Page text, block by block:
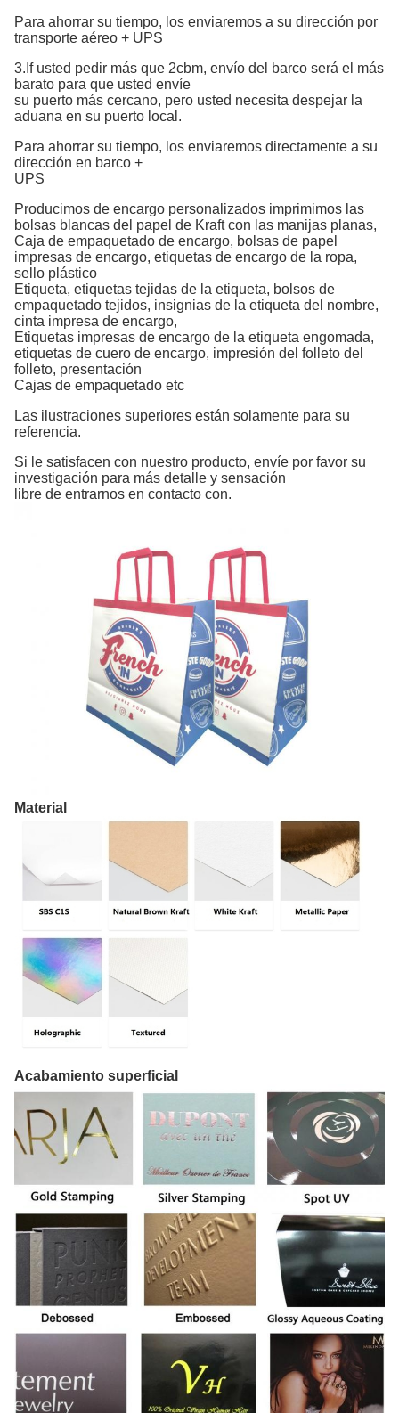
Para ahorrar su tiempo, los enviaremos a su dirección por
transporte aéreo + UPS
3.If usted pedir más que 2cbm, envío del barco será el más
barato para que usted envíe
su puerto más cercano, pero usted necesita despejar la
aduana en su puerto local.
Para ahorrar su tiempo, los enviaremos directamente a su
dirección en barco +
UPS
Producimos de encargo personalizados imprimimos las
bolsas blancas del papel de Kraft con las manijas planas,
Caja de empaquetado de encargo, bolsas de papel
impresas de encargo, etiquetas de encargo de la ropa,
sello plástico
Etiqueta, etiquetas tejidas de la etiqueta, bolsos de
empaquetado tejidos, insignias de la etiqueta del nombre,
cinta impresa de encargo,
Etiquetas impresas de encargo de la etiqueta engomada,
etiquetas de cuero de encargo, impresión del folleto del
folleto, presentación
Cajas de empaquetado etc
Las ilustraciones superiores están solamente para su
referencia.
Si le satisfacen con nuestro producto, envíe por favor su
investigación para más detalle y sensación
libre de entrarnos en contacto con.
Material
Acabamiento superficial